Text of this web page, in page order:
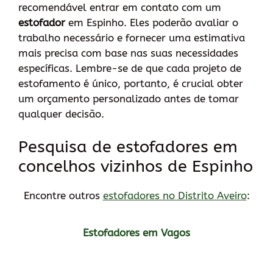
recomendável entrar em contato com um
estofadorem Espinho. Eles poderão avaliar o
trabalho necessário e fornecer uma estimativa
mais precisa com base nas suas necessidades
específicas. Lembre-se de que cada projeto de
estofamento é único, portanto, é crucial obter
um orçamento personalizado antes de tomar
qualquer decisão.
Pesquisa de estofadores em
concelhos vizinhos de Espinho
Encontre outros estofadores no Distrito Aveiro:
Estofadores em Vagos